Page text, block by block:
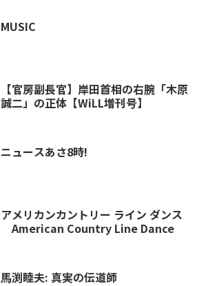
MUSIC
【官房副長官】岸田首相の右腕「木原
誠二」の正体【WiLL増刊号】
ニュースあさ8時!
アメリカンカントリー ライン ダンス
American Country Line Dance
馬渕睦夫: 真実の伝道師